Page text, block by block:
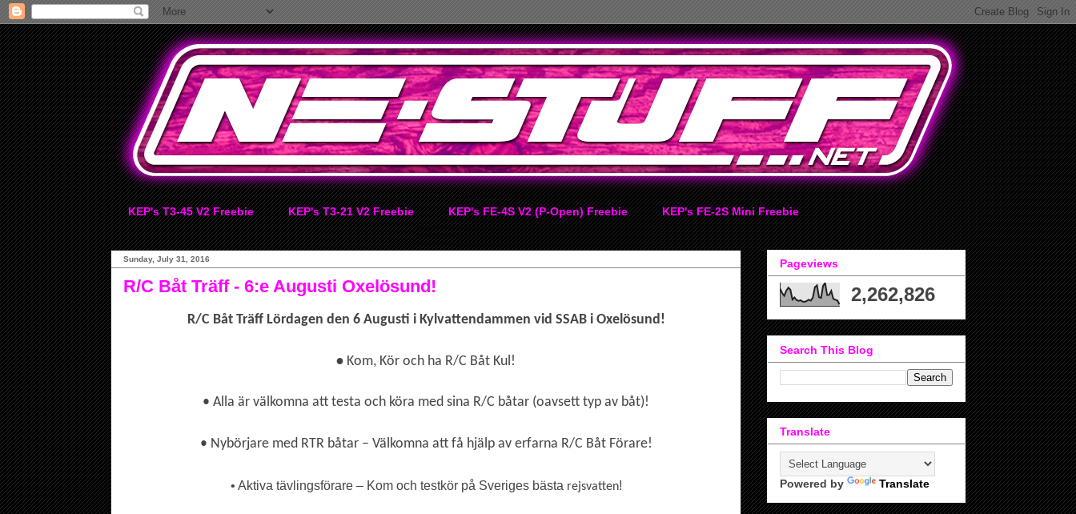
KEP's T3-45 V2 Freebie KEP's T3-21 V2 Freebie KEP's FE-4S V2 (P-Open) Freebie KEP's FE-2S Mini Freebie
Sunday, July 31, 2016
R/C Båt Träff - 6:e Augusti Oxelösund!
R/C Båt Träff Lördagen den 6 Augusti i Kylvattendammen vid SSAB i Oxelösund!
• Kom, Kör och ha R/C Båt Kul!
• Alla är välkomna att testa och köra med sina R/C båtar (oavsett typ av båt)!
• Nybörjare med RTR båtar – Välkomna att få hjälp av erfarna R/C Båt Förare!
• Aktiva tävlingsförare – Kom och testkör på Sveriges bästa rejsvatten!
Pageviews
2,262,826
Search This Blog
Translate
Powered by Translate